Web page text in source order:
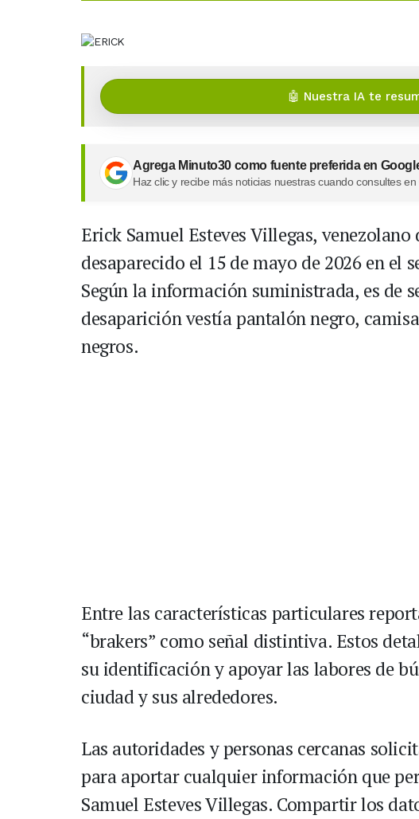
🤖 Nuestra IA te
Agrega Minuto30 como fuente preferida en
Haz clic y recibe más noticias nuestras cuando consultes en
Erick Samuel Esteves Villegas,
desaparecido el 15 de mayo de 2026 en el
Según la información suministrada, es de
desaparición vestía pantalón negro,
negros.
Entre las características particulares
“brakers” como señal distintiva. Estos
su identificación y apoyar las labores de
ciudad y sus alrededores.
Las autoridades y personas cercanas
para aportar cualquier información que
Samuel Esteves Villegas. Compartir los